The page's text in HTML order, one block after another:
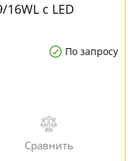
16WL с LED
По запросу